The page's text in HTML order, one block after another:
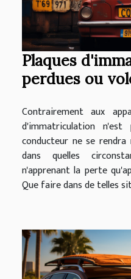
Plaques
perdues ou
Contrairement aux
d'immatriculation
conducteur ne se
dans quelles
n'apprenant la perte
Que faire dans de telles